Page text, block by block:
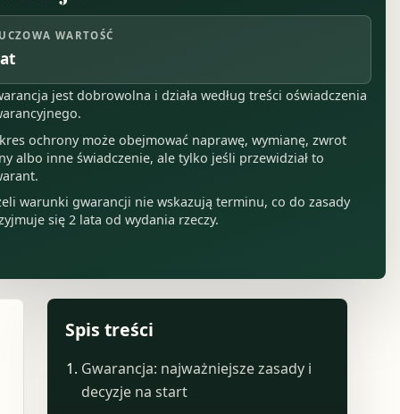
WARTOŚĆ
jest dobrowolna i działa według treści oświadczenia
ochrony może obejmować naprawę, wymianę, zwrot
albo inne świadczenie, ale tylko jeśli przewidział to
warunki gwarancji nie wskazują terminu, co do zasady
się 2 lata od wydania rzeczy.
Spis treści
Gwarancja: najważniejsze zasady i
decyzje na start